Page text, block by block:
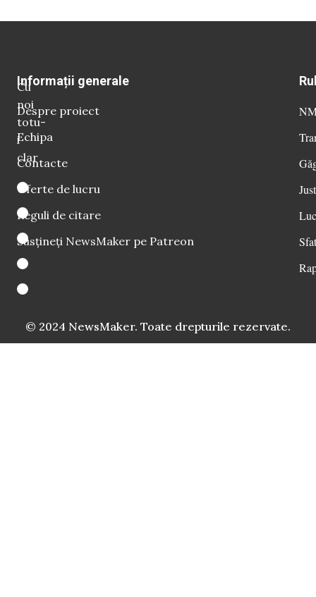
Cu
noi
totu-
i
clar
Informații generale
Despre proiect
Echipa
Contacte
Oferte de lucru
Reguli de citare
Susțineți NewsMaker pe Patreon
© 2024 NewsMaker. Toate drepturile rezervate.